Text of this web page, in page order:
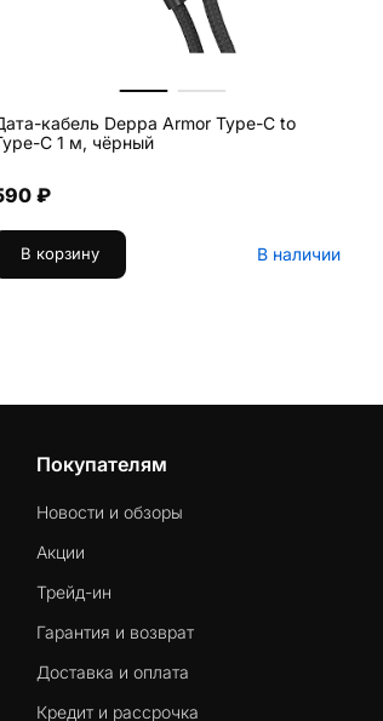
кабель Deppa Armor Type-C to
C 1 м, чёрный
₽
В корзину В наличии
Покупателям
Новости и обзоры
Акции
Трейд-ин
Гарантия и возврат
Доставка и оплата
Кредит и рассрочка